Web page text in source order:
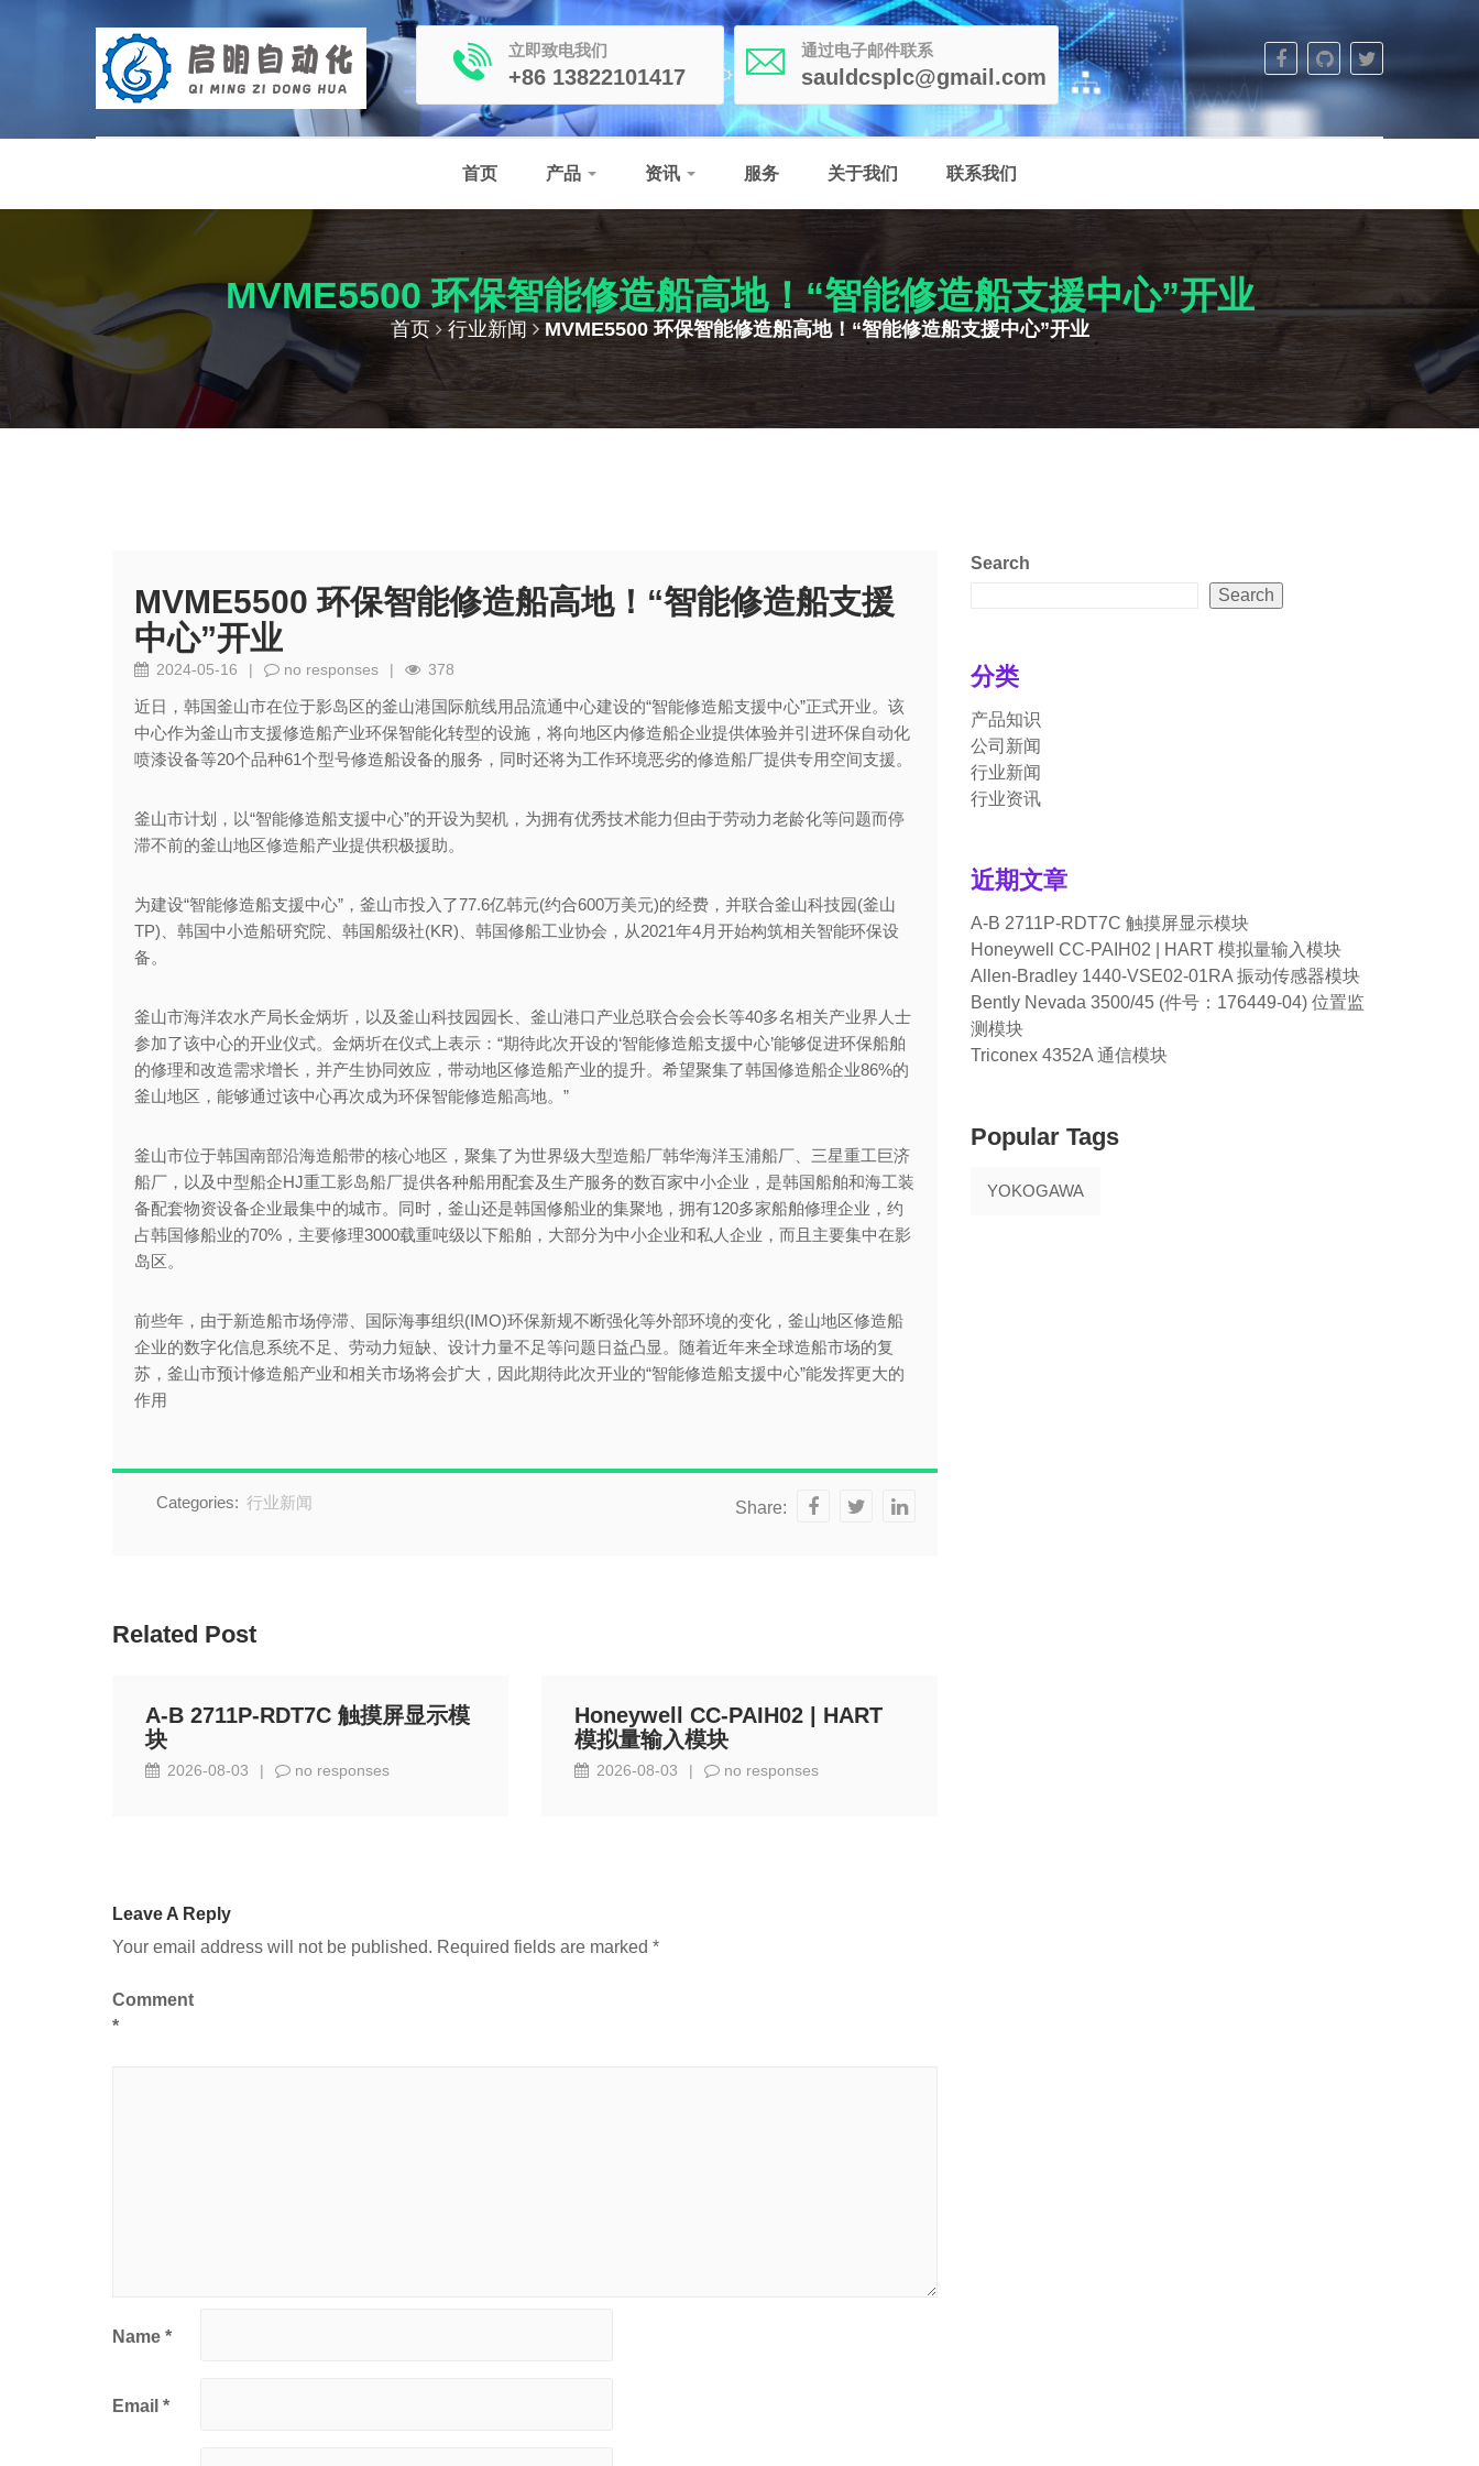
立即致电我们
+86 13822101417
通过电子邮件联系
sauldcsplc@gmail.com
首页 产品 资讯 服务 关于我们 联系我们
MVME5500 环保智能修造船高地！“智能修造船支援中心”开业
首页 行业新闻 MVME5500 环保智能修造船高地！“智能修造船支援中心”开业
MVME5500 环保智能修造船高地！“智能修造船支援
中心”开业
2024-05-16 | no responses | 378
近日，韩国釜山市在位于影岛区的釜山港国际航线用品流通中心建设的“智能修造船支援中心”正式开业。该
中心作为釜山市支援修造船产业环保智能化转型的设施，将向地区内修造船企业提供体验并引进环保自动化
喷漆设备等20个品种61个型号修造船设备的服务，同时还将为工作环境恶劣的修造船厂提供专用空间支援。
釜山市计划，以“智能修造船支援中心”的开设为契机，为拥有优秀技术能力但由于劳动力老龄化等问题而停
滞不前的釜山地区修造船产业提供积极援助。
为建设“智能修造船支援中心”，釜山市投入了77.6亿韩元(约合600万美元)的经费，并联合釜山科技园(釜山
TP)、韩国中小造船研究院、韩国船级社(KR)、韩国修船工业协会，从2021年4月开始构筑相关智能环保设
备。
釜山市海洋农水产局长金炳圻，以及釜山科技园园长、釜山港口产业总联合会会长等40多名相关产业界人士
参加了该中心的开业仪式。金炳圻在仪式上表示：“期待此次开设的‘智能修造船支援中心’能够促进环保船舶
的修理和改造需求增长，并产生协同效应，带动地区修造船产业的提升。希望聚集了韩国修造船企业86%的
釜山地区，能够通过该中心再次成为环保智能修造船高地。”
釜山市位于韩国南部沿海造船带的核心地区，聚集了为世界级大型造船厂韩华海洋玉浦船厂、三星重工巨济
船厂，以及中型船企HJ重工影岛船厂提供各种船用配套及生产服务的数百家中小企业，是韩国船舶和海工装
备配套物资设备企业最集中的城市。同时，釜山还是韩国修船业的集聚地，拥有120多家船舶修理企业，约
占韩国修船业的70%，主要修理3000载重吨级以下船舶，大部分为中小企业和私人企业，而且主要集中在影
岛区。
前些年，由于新造船市场停滞、国际海事组织(IMO)环保新规不断强化等外部环境的变化，釜山地区修造船
企业的数字化信息系统不足、劳动力短缺、设计力量不足等问题日益凸显。随着近年来全球造船市场的复
苏，釜山市预计修造船产业和相关市场将会扩大，因此期待此次开业的“智能修造船支援中心”能发挥更大的
作用
Categories: 行业新闻 Share:
Related Post
A-B 2711P-RDT7C 触摸屏显示模
块
2026-08-03 | no responses
Honeywell CC-PAIH02 | HART
模拟量输入模块
2026-08-03 | no responses
Leave A Reply
Your email address will not be published. Required fields are marked *
Comment
*
Name *
Email *
Search
Search
分类
产品知识
公司新闻
行业新闻
行业资讯
近期文章
A-B 2711P-RDT7C 触摸屏显示模块
Honeywell CC-PAIH02 | HART 模拟量输入模块
Allen-Bradley 1440-VSE02-01RA 振动传感器模块
Bently Nevada 3500/45 (件号：176449-04) 位置监
测模块
Triconex 4352A 通信模块
Popular Tags
YOKOGAWA